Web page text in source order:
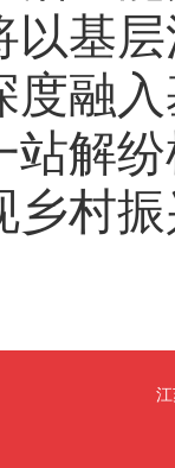
以基
度融
站解
乡村